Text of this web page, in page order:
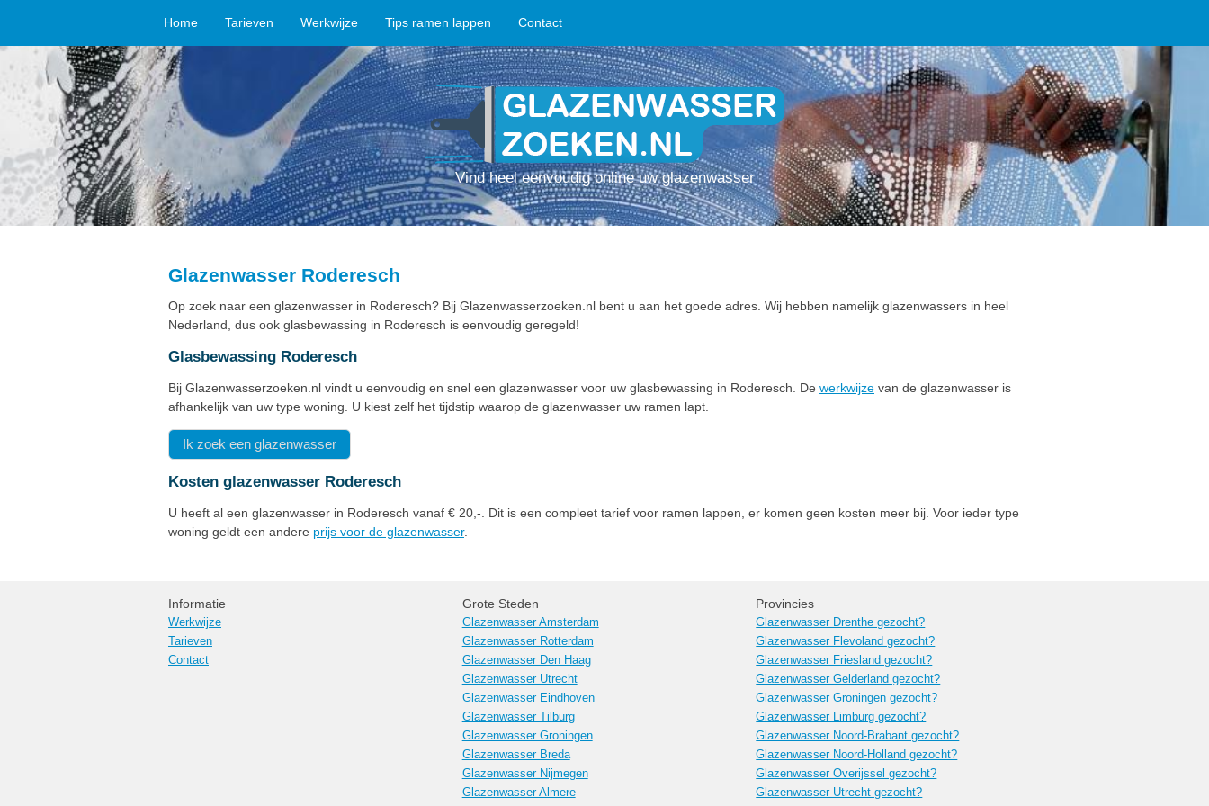
Home Tarieven Werkwijze Tips ramen lappen Contact
Vind heel eenvoudig online uw glazenwasser
Glazenwasser Roderesch
Op zoek naar een glazenwasser in Roderesch? Bij Glazenwasserzoeken.nl bent u aan het goede adres. Wij hebben namelijk glazenwassers in heel
Nederland, dus ook glasbewassing in Roderesch is eenvoudig geregeld!
Glasbewassing Roderesch
Bij Glazenwasserzoeken.nl vindt u eenvoudig en snel een glazenwasser voor uw glasbewassing in Roderesch. De werkwijze van de glazenwasser is
afhankelijk van uw type woning. U kiest zelf het tijdstip waarop de glazenwasser uw ramen lapt.
Ik zoek een glazenwasser
Kosten glazenwasser Roderesch
U heeft al een glazenwasser in Roderesch vanaf € 20,-. Dit is een compleet tarief voor ramen lappen, er komen geen kosten meer bij. Voor ieder type
woning geldt een andere prijs voor de glazenwasser.
Informatie
Werkwijze
Tarieven
Contact
Grote Steden
Glazenwasser Amsterdam
Glazenwasser Rotterdam
Glazenwasser Den Haag
Glazenwasser Utrecht
Glazenwasser Eindhoven
Glazenwasser Tilburg
Glazenwasser Groningen
Glazenwasser Breda
Glazenwasser Nijmegen
Glazenwasser Almere
Provincies
Glazenwasser Drenthe gezocht?
Glazenwasser Flevoland gezocht?
Glazenwasser Friesland gezocht?
Glazenwasser Gelderland gezocht?
Glazenwasser Groningen gezocht?
Glazenwasser Limburg gezocht?
Glazenwasser Noord-Brabant gezocht?
Glazenwasser Noord-Holland gezocht?
Glazenwasser Overijssel gezocht?
Glazenwasser Utrecht gezocht?